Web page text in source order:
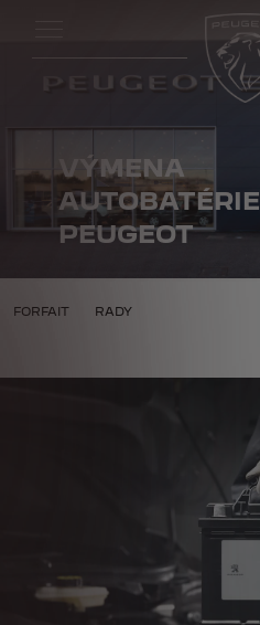
VÝMENA
AUTOBATÉRIE
PEUGEOT
FORFAIT RADY